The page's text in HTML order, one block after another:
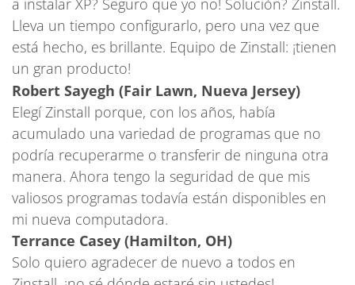
a instalar XP? Seguro que yo no! Solución? Zinstall.
Lleva un tiempo configurarlo, pero una vez que
está hecho, es brillante. Equipo de Zinstall: ¡tienen
un gran producto!
Robert Sayegh (Fair Lawn, Nueva Jersey)
Elegí Zinstall porque, con los años, había
acumulado una variedad de programas que no
podría recuperarme o transferir de ninguna otra
manera. Ahora tengo la seguridad de que mis
valiosos programas todavía están disponibles en
mi nueva computadora.
Terrance Casey (Hamilton, OH)
Solo quiero agradecer de nuevo a todos en